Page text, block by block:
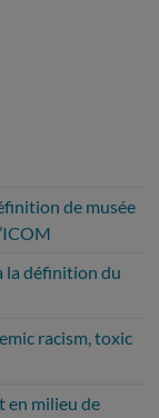
de musée
la définition du
racism, toxic
en milieu de